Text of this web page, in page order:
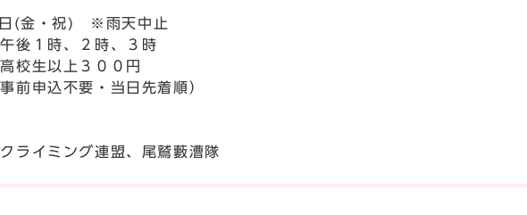
日(金・祝) ※雨天中止
後１時、２時、３時
校生以上３００円
前申込不要・当日先着順）
ライミング連盟、尾鷲藪漕隊